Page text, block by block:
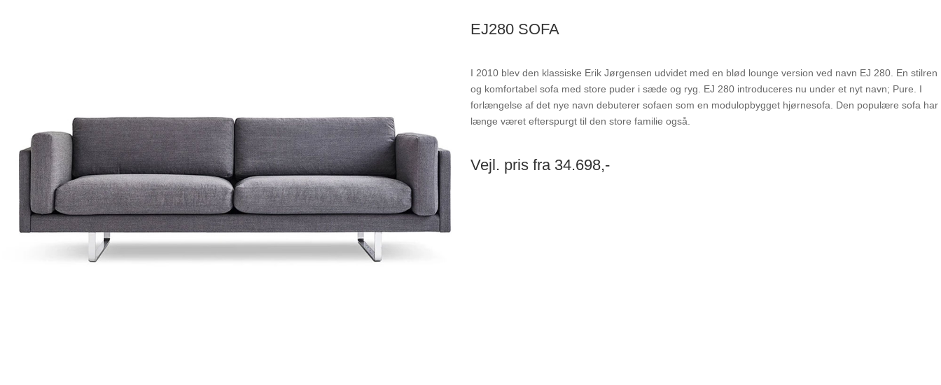
EJ280 SOFA
I 2010 blev den klassiske Erik Jørgensen udvidet med en blød lounge version ved navn EJ 280. En stilren
og komfortabel sofa med store puder i sæde og ryg. EJ 280 introduceres nu under et nyt navn; Pure. I
forlængelse af det nye navn debuterer sofaen som en modulopbygget hjørnesofa. Den populære sofa har
længe været efterspurgt til den store familie også.
Vejl. pris fra 34.698,-